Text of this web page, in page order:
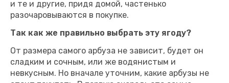
и те и другие, придя домой, частенько
разочаровываются в покупке.
Так как же правильно выбрать эту ягоду?
От размера самого арбуза не зависит, будет он
сладким и сочным, или же водянистым и
невкусным. Но вначале уточним, какие арбузы не